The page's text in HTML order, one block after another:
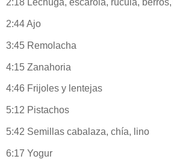
2:18 Lechuga, escarola, rúcula,
2:44 Ajo
3:45 Remolacha
4:15 Zanahoria
4:46 Frijoles y lentejas
5:12 Pistachos
5:42 Semillas cabalaza, chía, lino
6:17 Yogur